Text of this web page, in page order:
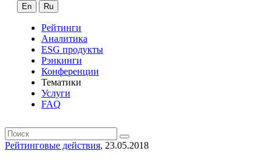
En Ru
Рейтинги
Аналитика
ESG продукты
Рэнкинги
Конференции
Тематики
Услуги
FAQ
Рейтинговые действия, 23.05.2018